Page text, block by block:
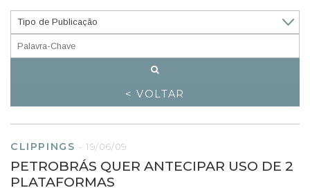
< VOLTAR
CLIPPINGS -19/06/09
PETROBRÁS QUER ANTECIPAR USO DE 2
PLATAFORMAS